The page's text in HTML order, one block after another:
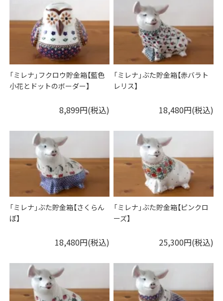
「ミレナ」フクロウ貯金箱【藍色
小花とドットのボーダー】
8,899円(税込)
「ミレナ」ぶた貯金箱【赤バラト
レリス】
18,480円(税込)
「ミレナ」ぶた貯金箱【さくらん
ぼ】
18,480円(税込)
「ミレナ」ぶた貯金箱【ピンクロ
ーズ】
25,300円(税込)